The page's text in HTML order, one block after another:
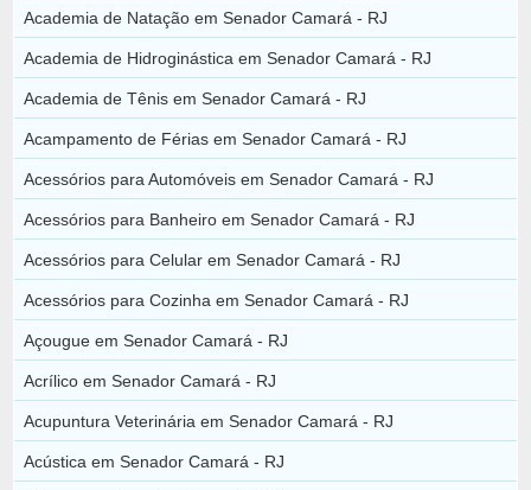
Academia de Natação em Senador Camará - RJ
Academia de Hidroginástica em Senador Camará - RJ
Academia de Tênis em Senador Camará - RJ
Acampamento de Férias em Senador Camará - RJ
Acessórios para Automóveis em Senador Camará - RJ
Acessórios para Banheiro em Senador Camará - RJ
Acessórios para Celular em Senador Camará - RJ
Acessórios para Cozinha em Senador Camará - RJ
Açougue em Senador Camará - RJ
Acrílico em Senador Camará - RJ
Acupuntura Veterinária em Senador Camará - RJ
Acústica em Senador Camará - RJ